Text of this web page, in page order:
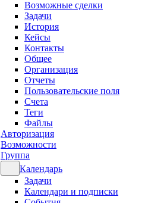
Возможные сделки
Задачи
История
Кейсы
Контакты
Общее
Организация
Отчеты
Пользовательские поля
Счета
Теги
Файлы
Авторизация
Возможности
Группа
Календарь
Задачи
Календари и подписки